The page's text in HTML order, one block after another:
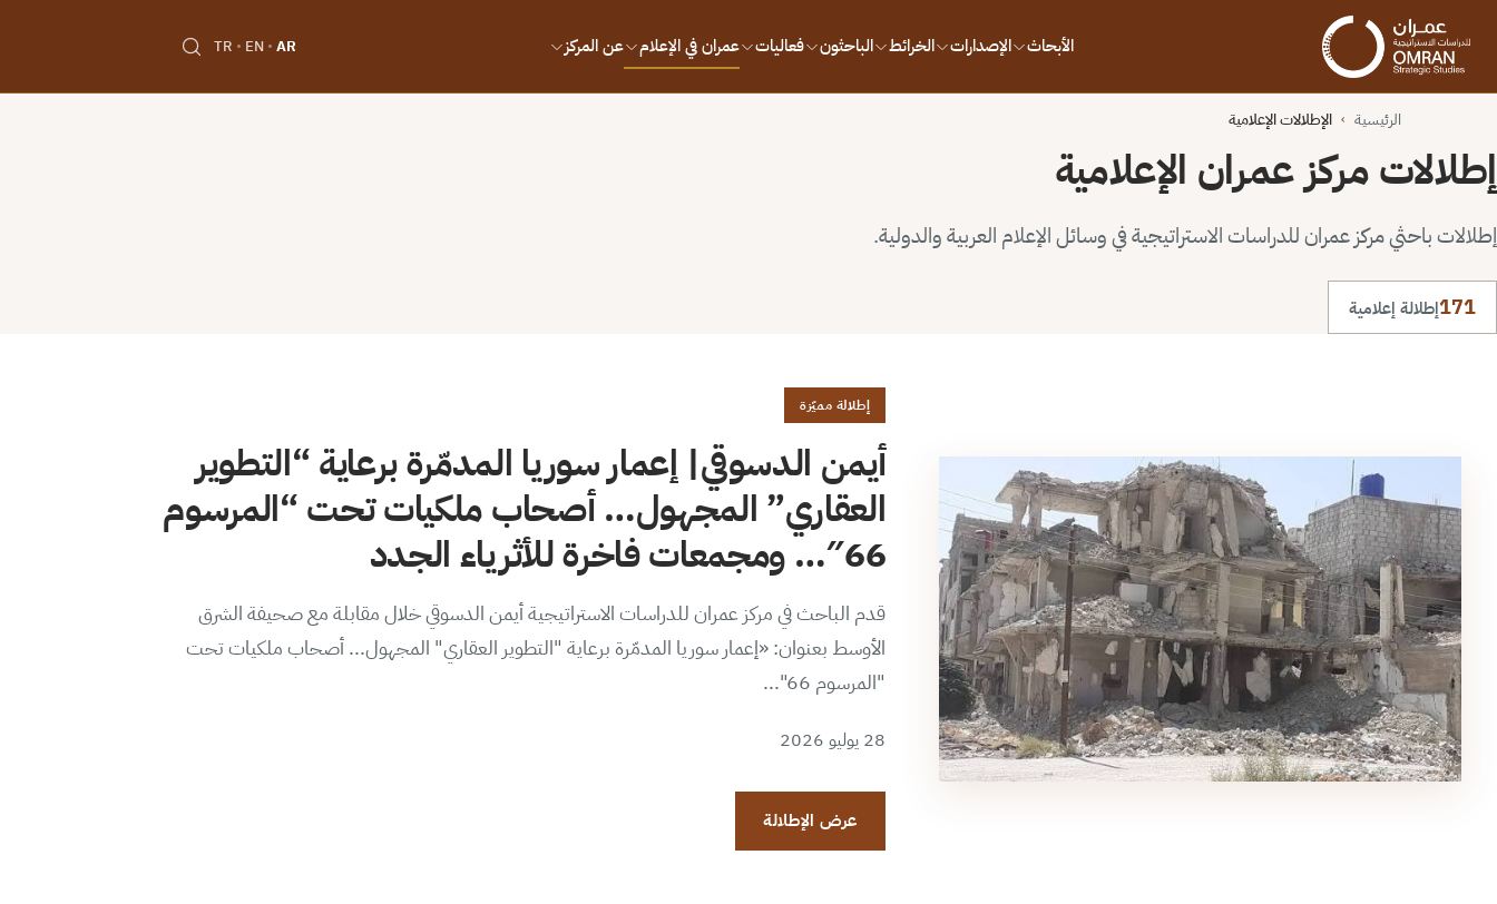
الأبحاث الإصدارات الخرائط الباحثون فعاليات عمران في الإعلام عن المركز AR
EN
TR
الرئيسية › الإطلالات الإعلامية
إطلالات مركز عمران الإعلامية
إطلالات باحثي مركز عمران للدراسات الاستراتيجية في وسائل الإعلام العربية والدولية.
171إطلالة إعلامية
إطلالة مميّزة
أيمن الدسوقي| إعمار سوريا المدمّرة برعاية “التطوير
العقاري” المجهول… أصحاب ملكيات تحت “المرسوم
66″… ومجمعات فاخرة للأثرياء الجدد
قدم الباحث في مركز عمران للدراسات الاستراتيجية أيمن الدسوقي خلال مقابلة مع صحيفة الشرق
الأوسط بعنوان: «إعمار سوريا المدمّرة برعاية "التطوير العقاري" المجهول... أصحاب ملكيات تحت
"المرسوم 66"...
28 يوليو 2026
عرض الإطلالة